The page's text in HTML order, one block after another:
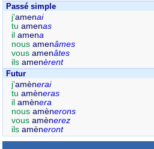
Passé simple
j'amenai
tu amenas
il amena
nous amenâmes
vous amenâtes
ils amenèrent
Futur
j'amènerai
tu amèneras
il amènera
nous amènerons
vous amènerez
ils amèneront